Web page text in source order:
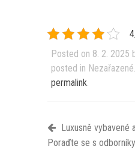
Posted on 8. 2. 2025
posted in
permalink
Luxusně vybavené
Poraďte se s